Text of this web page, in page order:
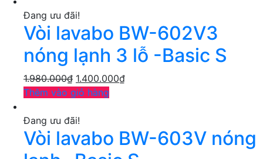
Đang ưu đãi!
Vòi lavabo BW-602V3
nóng lạnh 3 lỗ -Basic S
1.980.000₫ 1.400.000₫
Thêm vào giỏ hàng
Đang ưu đãi!
Vòi lavabo BW-603V nóng